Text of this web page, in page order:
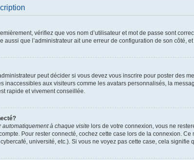
vérifiez que vos nom d’utilisateur et mot de passe sont
aussi que l’administrateur ait une erreur de configuration de son côté,
peut décider si vous devez vous inscrire pour poster des
inaccessibles aux visiteurs comme les avatars personnalisés, la
rapide et vivement conseillée.
automatiquement à chaque visite lors de votre connexion, vous ne
Pour rester connecté, cochez cette case lors de la connexion.
université, etc.). Si vous ne voyez pas cette case, cela signifie